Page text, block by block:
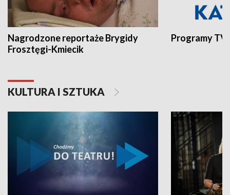
Nagrodzone reportaże Brygidy
Frosztęgi-Kmiecik
Programy
KULTURA I SZTUKA